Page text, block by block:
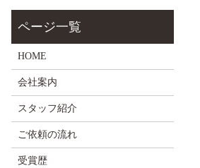
HOME
会社案内
スタッフ紹介
ご依頼の流れ
受賞歴